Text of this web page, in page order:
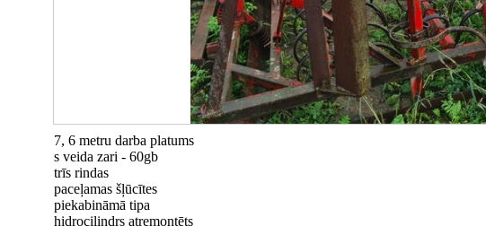
7, 6 metru darba platums
s veida zari - 60gb
trīs rindas
paceļamas šļūcītes
piekabināmā tipa
hidrocilindrs atremontēts